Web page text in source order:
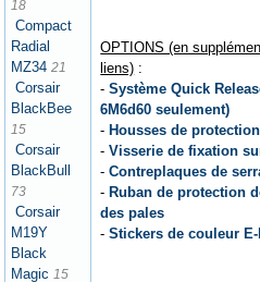
18
Compact
Radial
MZ34 21
Corsair
BlackBee
15
Corsair
BlackBull
73
Corsair
M19Y
Black
Magic 15
OPTIONS (en
liens) :
-Système Quick
6M6d60 seulement)
- Housses de
-Visserie de fixation
-Contreplaques de
- Ruban de protection
des pales
-Stickers de couleur